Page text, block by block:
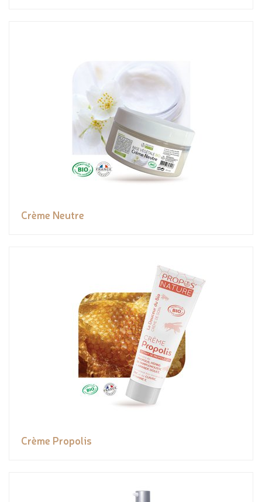
Crème Neutre
Crème Propolis